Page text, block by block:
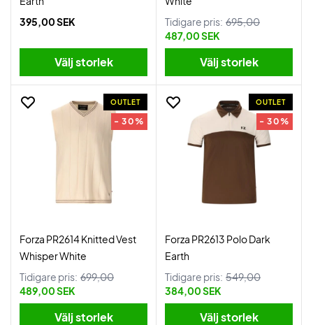
395,00 SEK
Välj storlek
Tidigare pris: 695,00
487,00 SEK
Välj storlek
OUTLET
- 30%
Forza PR2614 Knitted Vest
Whisper White
Tidigare pris: 699,00
489,00 SEK
Välj storlek
OUTLET
- 30%
Forza PR2613 Polo Dark
Earth
Tidigare pris: 549,00
384,00 SEK
Välj storlek